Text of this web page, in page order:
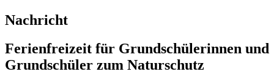
Nachricht
Ferienfreizeit für Grundschülerinnen und
Grundschüler zum Naturschutz